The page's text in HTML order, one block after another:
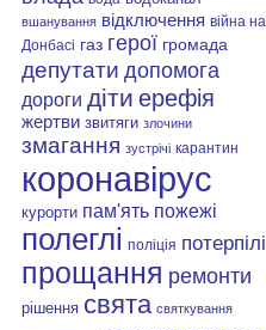
вшанування відключення війна на
Донбасі газ герої громада
депутати допомога
дороги діти ерефія
жертви звитяги злочини
змагання зустрічі карантин
коронавірус
курорти пам'ять пожежі
полеглі поліція потерпілі
прощання ремонти
рішення свята святкування